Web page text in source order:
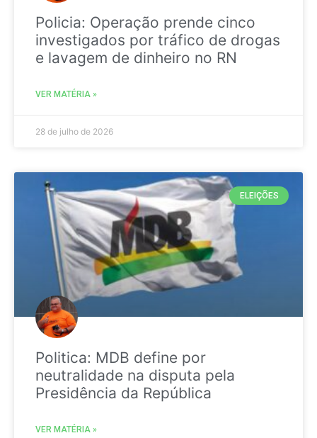
Policia: Operação prende cinco
investigados por tráfico de drogas
e lavagem de dinheiro no RN
VER MATÉRIA »
28 de julho de 2026
ELEIÇÕES
Politica: MDB define por
neutralidade na disputa pela
Presidência da República
VER MATÉRIA »